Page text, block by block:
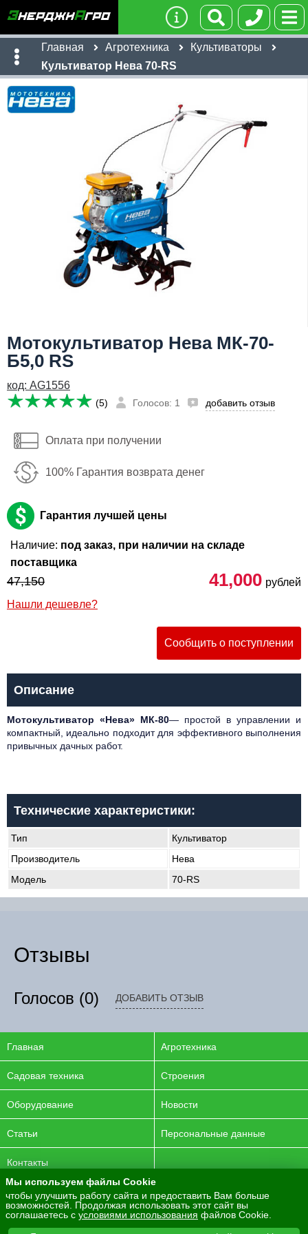
Главная Агротехника
Культиваторы
Культиватор Нева 70-RS
Мотокультиватор Нева МК-70-
Б5,0 RS
код: AG1556
(5) Голосов: 1 добавить отзыв
Оплата при получении
100% Гарантия возврата денег
Гарантия лучшей цены
Наличие: под заказ, при наличии на складе
поставщика
47,150 41,000 рублей
Нашли дешевле?
Сообщить о поступлении
Описание
Мотокультиватор «Нева» MК-80— простой в управлении и
компактный, идеально подходит для эффективного выполнения
привычных дачных работ.
Технические характеристики:
Тип
Культиватор
Производитель
Нева
Модель
70-RS
Отзывы
Голосов (0) ДОБАВИТЬ ОТЗЫВ
41,000
Телефон*:
Сообщить о поступлении
41,000
Имя:
Телефон* :
Я даю согласие на обработку персональных данных
Сообщить о поступлении
Имя:
Я даю согласие наобработку персональных данных
Отправить
Главная Агротехника
Садовая техника Строения
Оборудование Новости
Статьи Персональные данные
Контакты
© 2016-2026 ENERGYAGRO Все права защищены.
Разработка сайта - PurpleLabs
Вся представленная на сайте информация носит
Мы используем файлы Cookie
чтобы улучшить работу сайта и предоставить Вам больше
возможностей. Продолжая использовать этот сайт вы
соглашаетесь с условиями использования файлов Cookie.